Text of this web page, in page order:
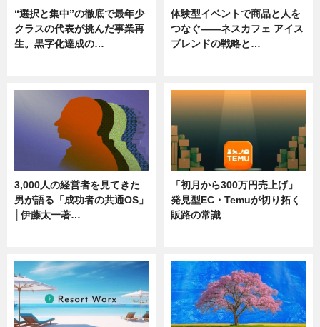
“選択と集中”の徹底で最年少
クラスの代表が挑んだ事業再
生。黒字化達成の…
体験型イベントで商品と人を
つなぐ――ネスカフェ アイス
ブレンドの戦略と…
3,000人の経営者を見てきた
男が語る「成功者の共通OS」
│伊藤太一著…
「初月から300万円売上げ」
発見型EC・Temuが切り拓く
販路の常識